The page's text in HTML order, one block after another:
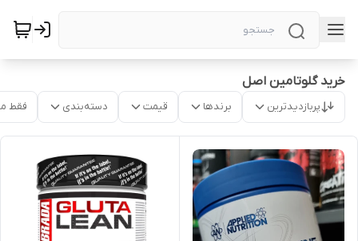
خرید گلوتامین اصل
پربازدیدترین برندها قیمت دسته‌بندی فقط